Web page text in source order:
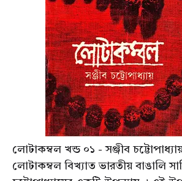
লোটাকম্বল খন্ড ০১ - সঞ্জীব
লোটাকম্বল বিখ্যাত ভারতীয় বাঙালি